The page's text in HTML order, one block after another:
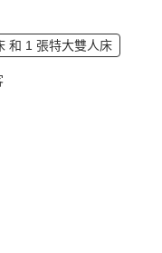
和 1 張特大雙人床